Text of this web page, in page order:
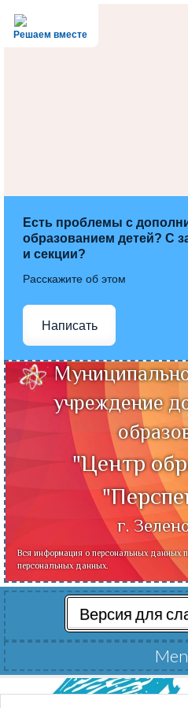
Решаем вместе
Есть проблемы с
образованием детей? С
и секции?
Расскажите об этом
Написать
учреждение
"Центр
г.
Вся информация о персональных данных
персональных данных.
Версия для
Читать далее